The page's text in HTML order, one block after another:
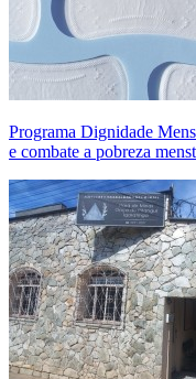
Programa Dignidade
e combate a pobreza